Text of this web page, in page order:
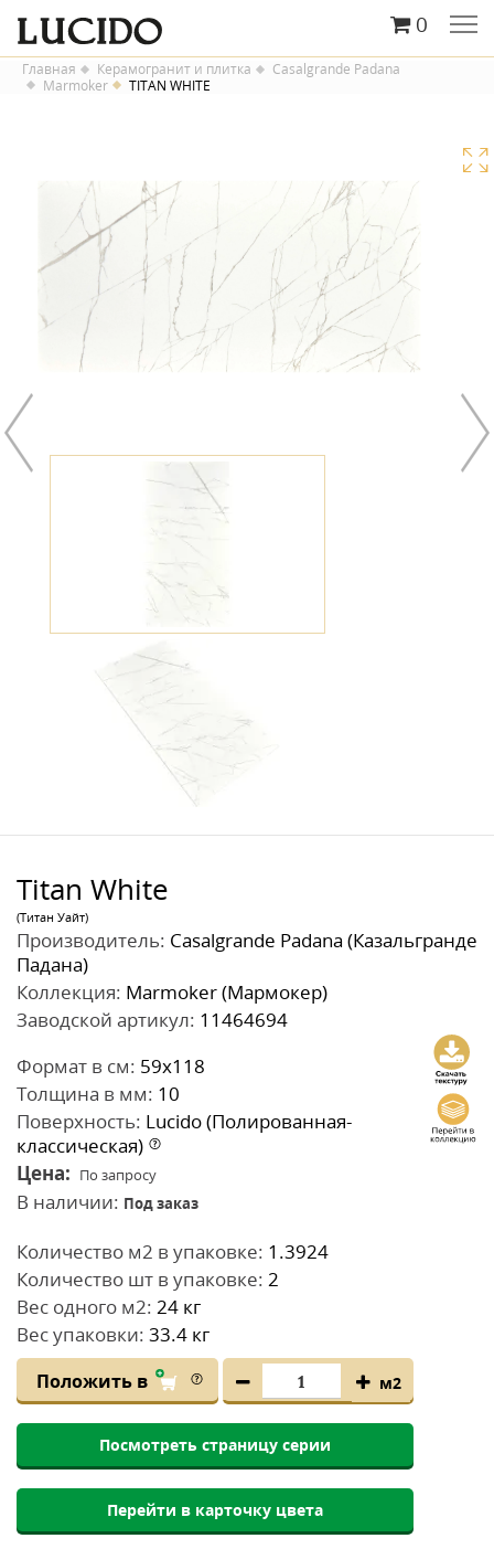
0
Главная Керамогранит и плитка
Casalgrande Padana
Marmoker
TITAN WHITE
Titan White
(Титан Уайт)
Производитель: Casalgrande Padana (Казальгранде
Падана)
Коллекция: Marmoker (Мармокер)
Заводской артикул: 11464694
Формат в см: 59x118
Толщина в мм: 10
Поверхность: Lucido (Полированная-
классическая)
Цена: По запросу
В наличии: Под заказ
Количество м2 в упаковке: 1.3924
Количество шт в упаковке: 2
Вес одного м2: 24 кг
Вес упаковки: 33.4 кг
Положить в м2
Посмотреть страницу серии
Перейти в карточку цвета